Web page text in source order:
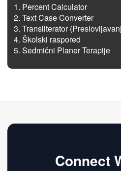
Percent Calculator
Text Case Converter
Transliterator
Školski raspored
Sedmični Planer Terapije
Connect